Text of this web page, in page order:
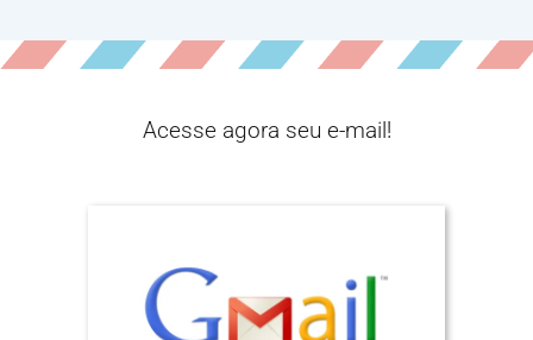
Acesse agora seu e-mail!